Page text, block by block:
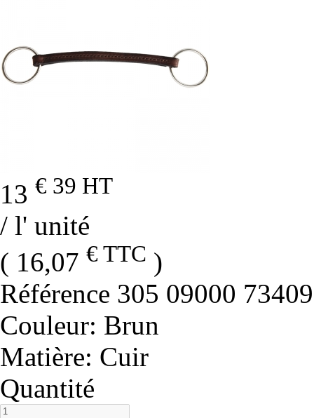
13 € 39 HT
/ l' unité
( 16,07 € TTC )
Référence 305 09000 73409
Couleur: Brun
Matière: Cuir
Quantité